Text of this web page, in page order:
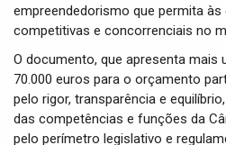
empreendedorismo que permita
competitivas e concorrenciais no
O documento, que apresenta mais
70.000 euros para o orçamento
pelo rigor, transparência e
das competências e funções da
pelo perímetro legislativo e